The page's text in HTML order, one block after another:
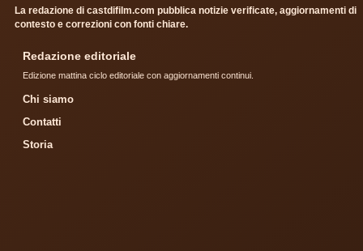
La redazione di castdifilm.com pubblica notizie verificate, aggiornamenti di
contesto e correzioni con fonti chiare.
Redazione editoriale
Edizione mattina ciclo editoriale con aggiornamenti continui.
Chi siamo
Contatti
Storia